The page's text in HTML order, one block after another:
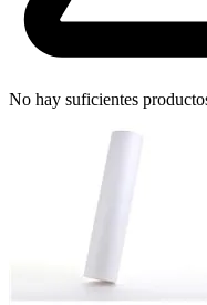
No hay suficientes